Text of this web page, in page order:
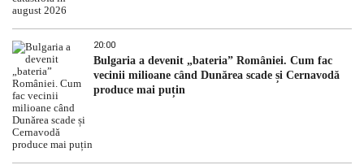
20:00
Bulgaria a devenit „bateria” României. Cum fac
vecinii milioane când Dunărea scade și Cernavodă
produce mai puțin